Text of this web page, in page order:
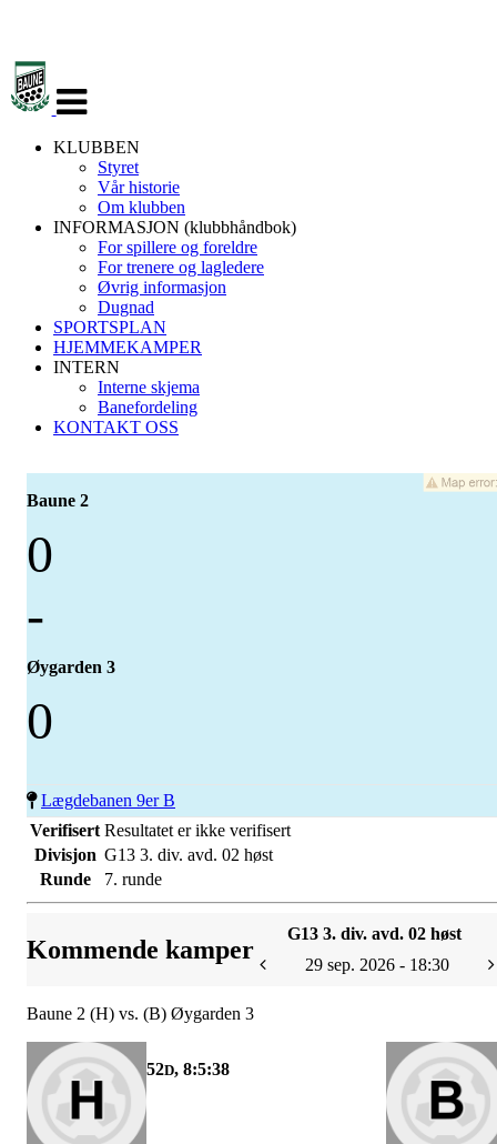
navigasjon
KLUBBEN
Styret
Vår historie
Om klubben
INFORMASJON (klubbhåndbok)
For spillere og foreldre
For trenere og lagledere
Øvrig informasjon
Dugnad
SPORTSPLAN
HJEMMEKAMPER
INTERN
Interne skjema
Banefordeling
KONTAKT OSS
Baune 2
0
-
Øygarden 3
0
Lægdebanen 9er B
Verifisert Resultatet er ikke verifisert
Divisjon G13 3. div. avd. 02 høst
Runde
7. runde
Kommende kamper
G13 3. div. avd. 02 høst
29 sep. 2026 - 18:30
Baune 2 (H) vs. (B) Øygarden 3
52D, 8:5:38